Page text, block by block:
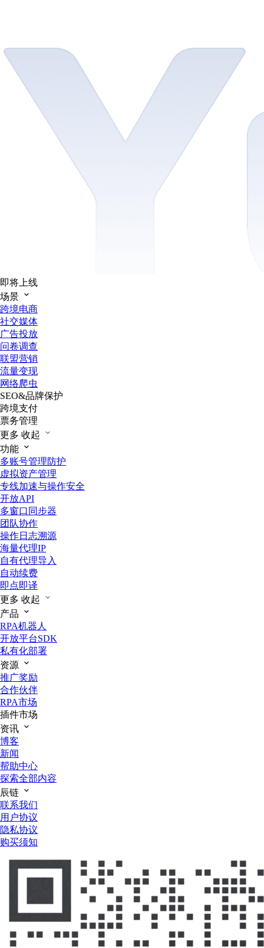
即将上线
场景
跨境电商
社交媒体
广告投放
问卷调查
联盟营销
流量变现
网络爬虫
SEO&品牌保护
跨境支付
票务管理
更多 收起
功能
多账号管理防护
虚拟资产管理
专线加速与操作安全
开放API
多窗口同步器
团队协作
操作日志溯源
海量代理IP
自有代理导入
自动续费
即点即译
更多 收起
产品
RPA机器人
开放平台SDK
私有化部署
资源
推广奖励
合作伙伴
RPA市场
插件市场
资讯
博客
新闻
帮助中心
探索全部内容
辰链
联系我们
用户协议
隐私协议
购买须知